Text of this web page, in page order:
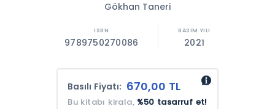
Gökhan Taneri
9789750270086 2021
Basılı Fiyatı: 670,00 TL
Bu kitabı kirala, %50 tasarruf et!